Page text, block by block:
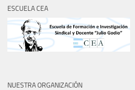
ESCUELA CEA
NUESTRA ORGANIZACIÓN